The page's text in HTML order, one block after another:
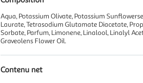
Aqua, Potassium Olivate, Potassium
Laurate, Tetrasodium Glutamate Diacetate,
Sorbate, Parfum, Limonene, Linalool, Linalyl
Graveolens Flower Oil.
Contenu net